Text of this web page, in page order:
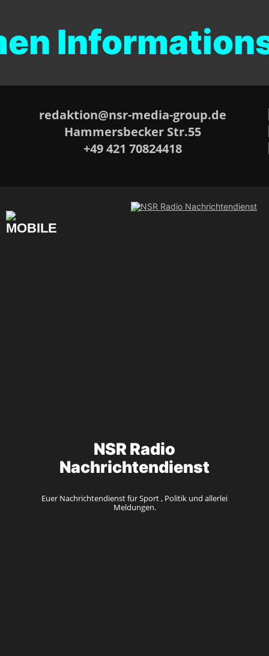
redaktion@nsr-media-group.de
Hammersbecker Str.55
+49 421 70824418
NSR Radio
Nachrichtendienst
Euer Nachrichtendienst für Sport , Politik und allerlei
Meldungen.